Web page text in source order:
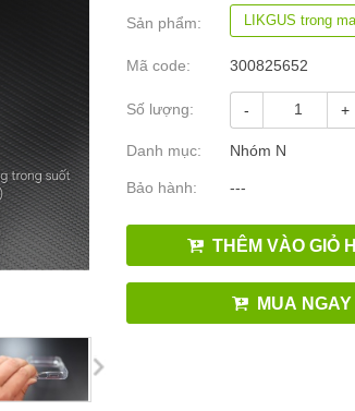
Sản phẩm: LIKGUS trong
Mã code: 300825652
Số lượng: - +
Danh mục: Nhóm N
Bảo hành: ---
THÊM VÀO GIỎ
MUA NGAY